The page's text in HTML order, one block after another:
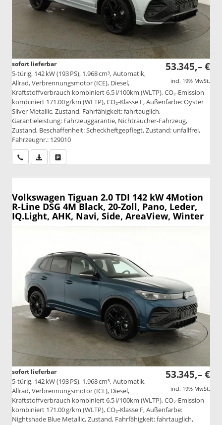
53.345,– €
incl. 19% MwSt.
sofort lieferbar
5-türig, 142 kW (193 PS), 1.968 cm³, Automatik,
Allrad, Verbrennungsmotor (ICE), Diesel,
Kraftstoffverbrauch kombiniert 6,5 l/100km (WLTP), CO₂-Emission
kombiniert 171.00 g/km (WLTP), CO₂-Klasse F, Außenfarbe: Oyster
Silver Metallic, Zustand, Fahrfähigkeit: fahrtauglich,
Garantieleistung: Fahrzeuggarantie, Nichtraucher-Fahrzeug,
Zustand, Beschaffenheit: Scheckheftgepflegt, Zustand: unfallfrei,
Fahrzeugnr.: 129010
Wir rufen Sie anPDF-Datei, Fahrzeugexposé drucken
Volkswagen Tiguan 2.0 TDI 142 kW 4Motion
R-Line DSG 4M Black, 20-Zoll, Pano, Leder,
IQ.Light, AHK, Navi, Side, AreaView, Winter
53.345,– €
incl. 19% MwSt.
sofort lieferbar
5-türig, 142 kW (193 PS), 1.968 cm³, Automatik,
Allrad, Verbrennungsmotor (ICE), Diesel,
Kraftstoffverbrauch kombiniert 6,5 l/100km (WLTP), CO₂-Emission
kombiniert 171.00 g/km (WLTP), CO₂-Klasse F, Außenfarbe:
Nightshade Blue Metallic, Zustand, Fahrfähigkeit: fahrtauglich,